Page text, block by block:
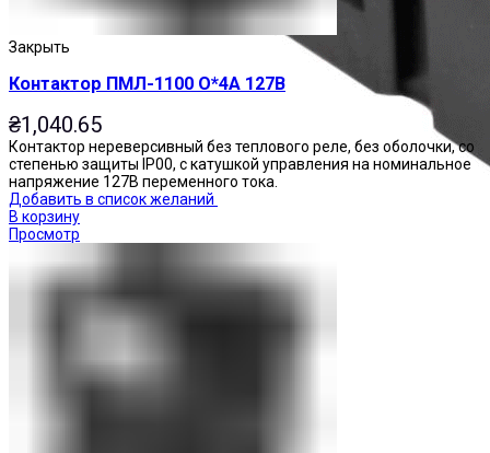
Реле промежуточные
Закрыть
Контактор ПМЛ-1100 О*4А 127В
₴1,040.65
Контактор нереверсивный без теплового реле, без оболочки, со
степенью защиты IP00, с катушкой управления на номинальное
напряжение 127В переменного тока.
Добавить в список желаний
В корзину
Просмотр